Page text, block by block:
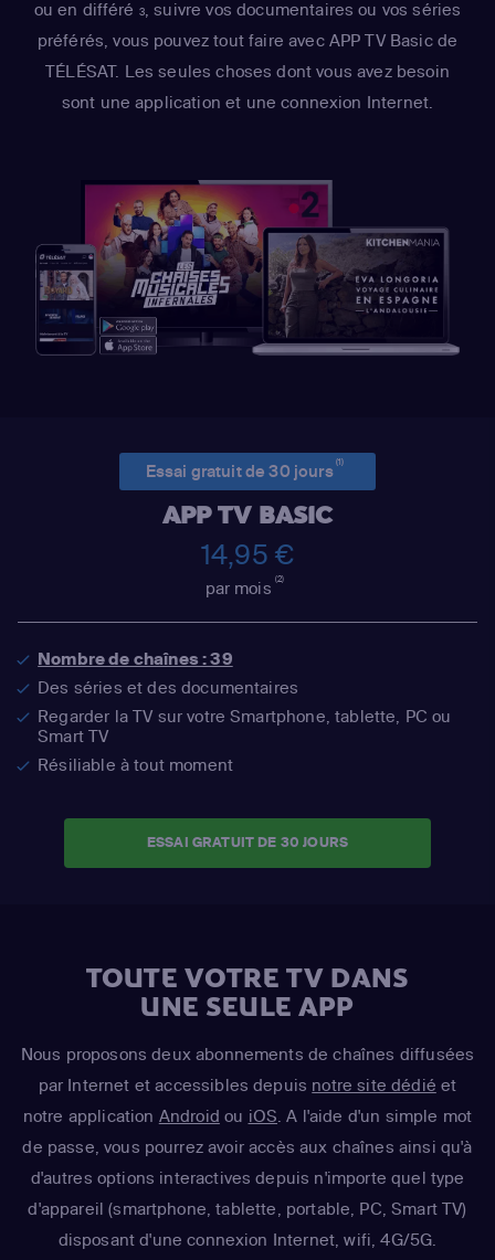
ou en différé 3, suivre vos documentaires ou vos séries
préférés, vous pouvez tout faire avec APP TV Basic de
TÉLÉSAT. Les seules choses dont vous avez besoin
sont une application et une connexion Internet.
Essai gratuit de 30 jours(1)
APP TV BASIC
14,95 €
par mois(2)
Nombre de chaînes : 39
Des séries et des documentaires
Regarder la TV sur votre Smartphone, tablette, PC ou
Smart TV
Résiliable à tout moment
ESSAI GRATUIT DE 30 JOURS
TOUTE VOTRE TV DANS
UNE SEULE APP
Nous proposons deux abonnements de chaînes diffusées
par Internet et accessibles depuis notre site dédié et
notre application Android ou iOS . A l'aide d'un simple mot
de passe, vous pourrez avoir accès aux chaînes ainsi qu'à
d'autres options interactives depuis n'importe quel type
d'appareil (smartphone, tablette, portable, PC, Smart TV)
disposant d'une connexion Internet, wifi, 4G/5G.